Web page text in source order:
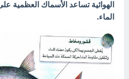
الهوائية تساعد الأسماك العظمية
الماء.